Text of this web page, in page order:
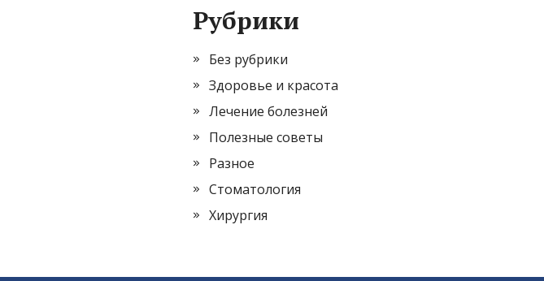
Рубрики
Без рубрики
Здоровье и красота
Лечение болезней
Полезные советы
Разное
Стоматология
Хирургия